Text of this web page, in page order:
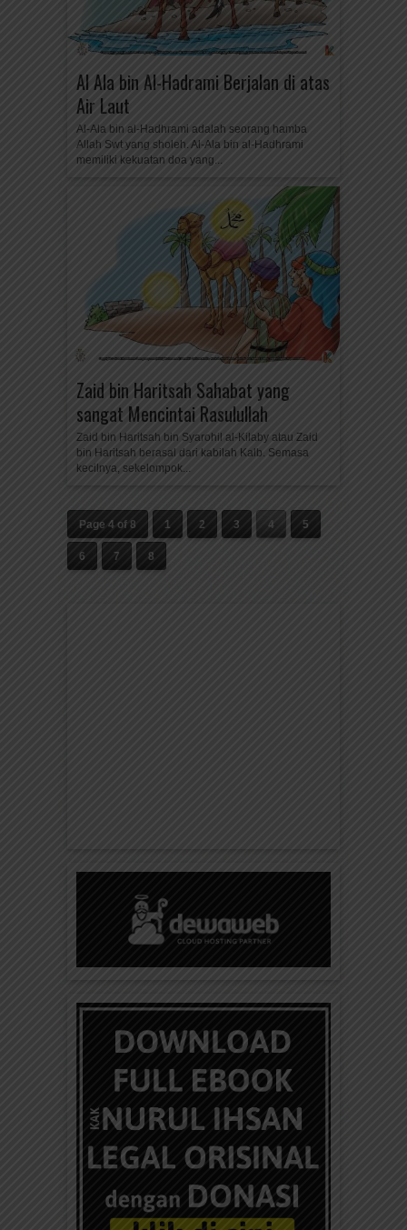
Al Ala bin Al-Hadrami Berjalan di atas
Air Laut
Al-Ala bin al-Hadhrami adalah seorang hamba
Allah Swt yang sholeh. Al-Ala bin al-Hadhrami
memiliki kekuatan doa yang...
Zaid bin Haritsah Sahabat yang
sangat Mencintai Rasulullah
Zaid bin Haritsah bin Syarohil al-Kilaby atau Zaid
bin Haritsah berasal dari kabilah Kalb. Semasa
kecilnya, sekelompok...
Page 4 of 8 1 2 3 4 5
6 7 8